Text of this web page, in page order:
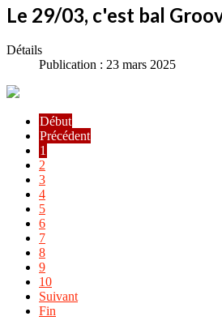
Le 29/03, c'est bal
Détails
Publication : 23 mars 2025
Début
Précédent
1
2
3
4
5
6
7
8
9
10
Suivant
Fin